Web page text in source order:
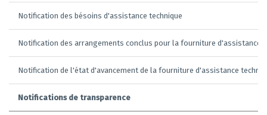
Notification des bésoins d'assistance technique
Notification des arrangements conclus pour la fourniture d'assistance
Notification de l'état d'avancement de la fourniture d'assistance
Notifications de transparence